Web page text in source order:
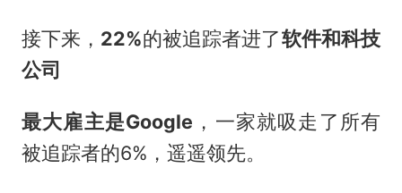
接下来， 22%的被追踪者进了软件和科技
公司
最大雇主是Google ，一家就吸走了所有
被追踪者的6%，遥遥领先。